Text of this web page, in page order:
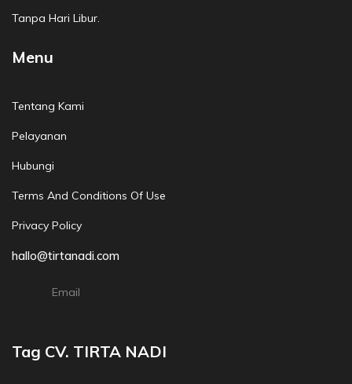
Tanpa Hari Libur.
Menu
Tentang Kami
Pelayanan
Hubungi
Terms And Conditions Of Use
Privacy Policy
hallo@tirtanadi.com
Email
Tag CV. TIRTA NADI